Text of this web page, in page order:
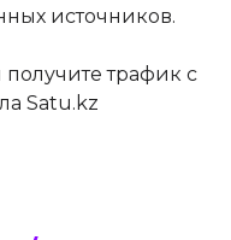
источников.
получите трафик с
Satu.kz